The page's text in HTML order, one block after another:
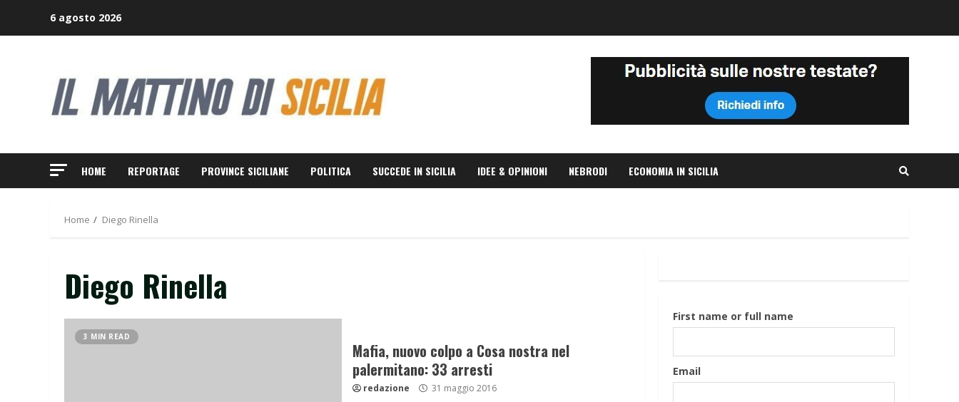
6 agosto 2026
HOME REPORTAGE PROVINCE SICILIANE POLITICA SUCCEDE IN SICILIA IDEE & OPINIONI NEBRODI ECONOMIA IN SICILIA
Home Diego Rinella
Diego Rinella
3 MIN READ
Mafia, nuovo colpo a Cosa nostra nel
palermitano: 33 arresti
redazione 31 maggio 2016
First name or full name
Email